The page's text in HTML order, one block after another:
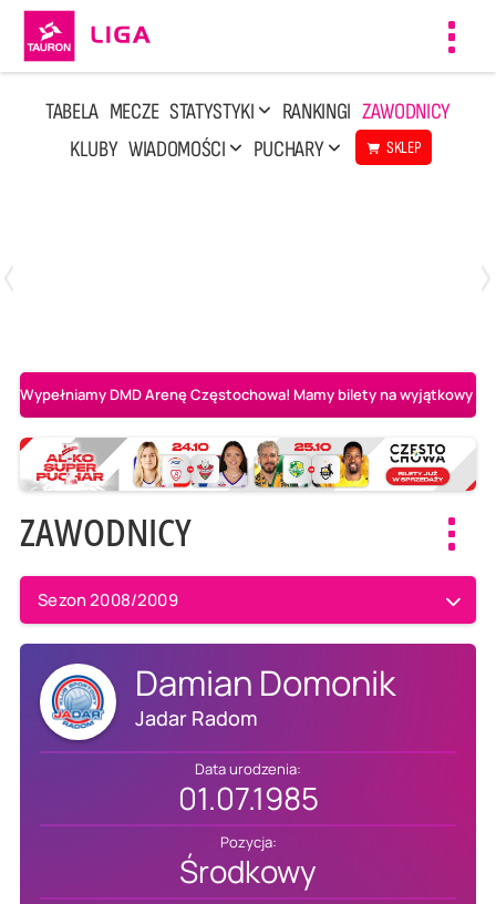
TABELA MECZE STATYSTYKI RANKINGI ZAWODNICY
KLUBY WIADOMOŚCI PUCHARY SKLEP
Wypełniamy DMD Arenę Częstochowa! Mamy bilety na wyjątkowy
ZAWODNICY
Sezon 2008/2009
Damian Domonik
Jadar Radom
Data urodzenia:
01.07.1985
Pozycja:
Środkowy